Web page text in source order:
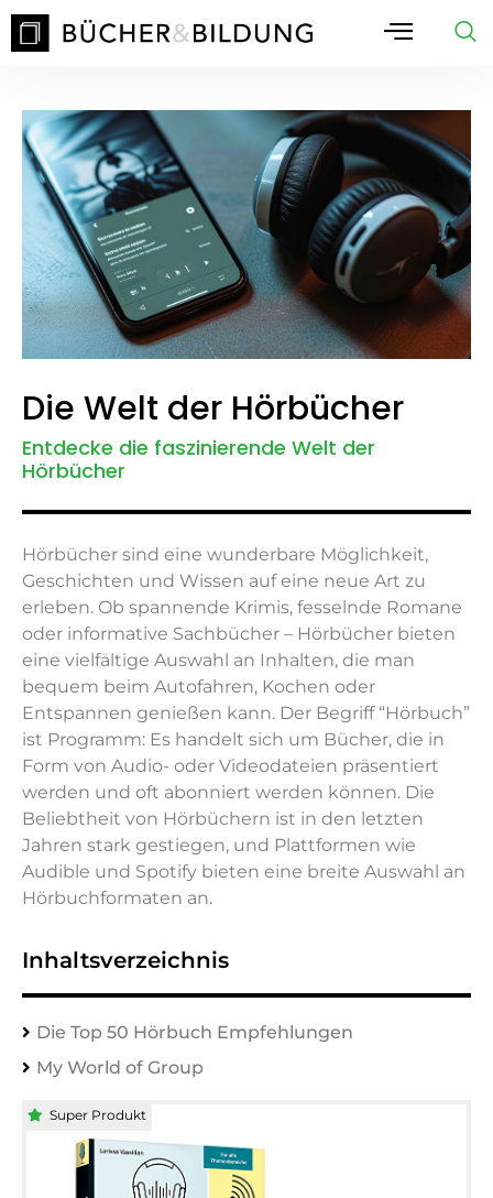
Die Welt der Hörbücher
Entdecke die faszinierende Welt der
Hörbücher
Hörbücher sind eine wunderbare Möglichkeit,
Geschichten und Wissen auf eine neue Art zu
erleben. Ob spannende Krimis, fesselnde Romane
oder informative Sachbücher – Hörbücher bieten
eine vielfältige Auswahl an Inhalten, die man
bequem beim Autofahren, Kochen oder
Entspannen genießen kann. Der Begriff “Hörbuch”
ist Programm: Es handelt sich um Bücher, die in
Form von Audio- oder Videodateien präsentiert
werden und oft abonniert werden können. Die
Beliebtheit von Hörbüchern ist in den letzten
Jahren stark gestiegen, und Plattformen wie
Audible und Spotify bieten eine breite Auswahl an
Hörbuchformaten an.
Inhaltsverzeichnis
Die Top 50 Hörbuch Empfehlungen
My World of Group
Super Produkt